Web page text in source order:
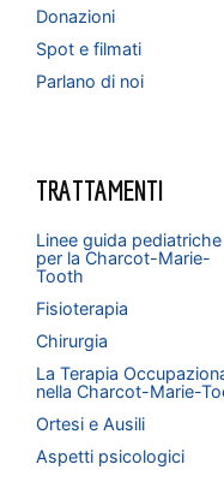
Donazioni
Spot e filmati
Parlano di noi
TRATTAMENTI
Linee guida pediatriche
per la Charcot-Marie-
Tooth
Fisioterapia
Chirurgia
La Terapia
nella Charcot-Marie-
Ortesi e Ausili
Aspetti psicologici